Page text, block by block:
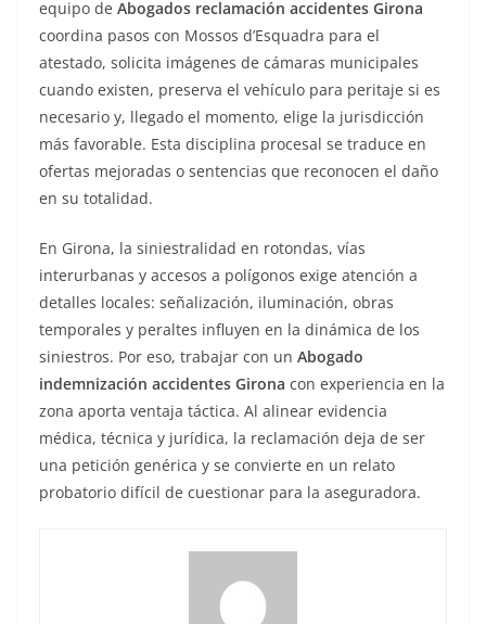
equipo de Abogados reclamación accidentes Girona
coordina pasos con Mossos d’Esquadra para el
atestado, solicita imágenes de cámaras municipales
cuando existen, preserva el vehículo para peritaje si es
necesario y, llegado el momento, elige la jurisdicción
más favorable. Esta disciplina procesal se traduce en
ofertas mejoradas o sentencias que reconocen el daño
en su totalidad.
En Girona, la siniestralidad en rotondas, vías
interurbanas y accesos a polígonos exige atención a
detalles locales: señalización, iluminación, obras
temporales y peraltes influyen en la dinámica de los
siniestros. Por eso, trabajar con un Abogado
indemnización accidentes Girona con experiencia en la
zona aporta ventaja táctica. Al alinear evidencia
médica, técnica y jurídica, la reclamación deja de ser
una petición genérica y se convierte en un relato
probatorio difícil de cuestionar para la aseguradora.